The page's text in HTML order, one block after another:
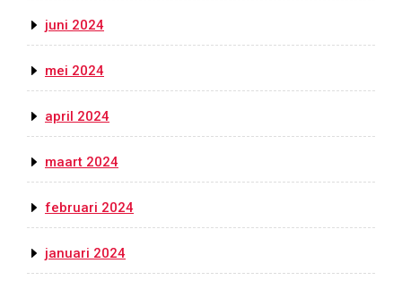
juni 2024
mei 2024
april 2024
maart 2024
februari 2024
januari 2024